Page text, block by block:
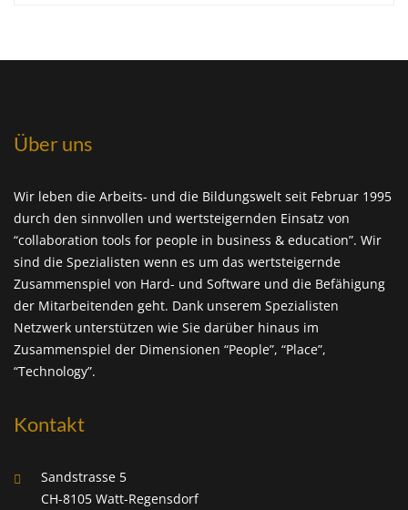
Über uns
Wir leben die Arbeits- und die Bildungswelt seit Februar 1995
durch den sinnvollen und wertsteigernden Einsatz von
“collaboration tools for people in business & education”. Wir
sind die Spezialisten wenn es um das wertsteigernde
Zusammenspiel von Hard- und Software und die Befähigung
der Mitarbeitenden geht. Dank unserem Spezialisten
Netzwerk unterstützen wie Sie darüber hinaus im
Zusammenspiel der Dimensionen “People”, “Place”,
“Technology”.
Kontakt
Sandstrasse 5
CH-8105 Watt-Regensdorf